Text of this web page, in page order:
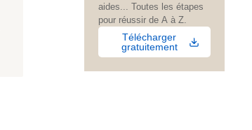
aides... Toutes les étapes
pour réussir de A à Z.
Télécharger
gratuitement